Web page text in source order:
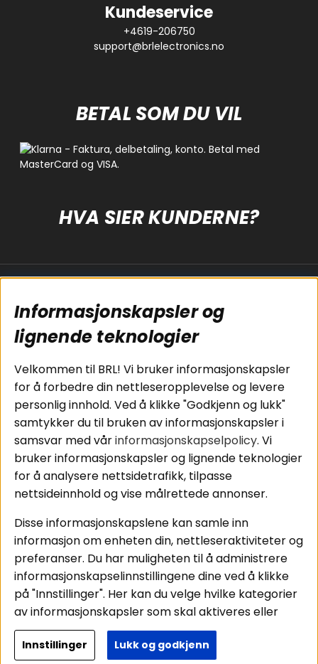
Kundeservice
+4619-206750
support@brlelectronics.no
BETAL SOM DU VIL
HVA SIER KUNDERNE?
Koblingsguide for
subwoofers
Tilkobling av
bilforsterker
Koblingsguide for
midbasser
Butikker
Våre ambassadører
- Team BRL
Cookies
Kjøpsvilkår
Personvernpolicy
Service / Garanti /
Retur
Billyd
Lyd til hjemmet
Pakkeløsninger
Hva passer i bilen
Instagram
Facebook
Youtube
Tiktok
Copyright © 2026 - BRL Electronics
Informasjonskapsler og
lignende teknologier
Velkommen til BRL! Vi bruker informasjonskapsler
for å forbedre din nettleseropplevelse og levere
personlig innhold. Ved å klikke "Godkjenn og lukk"
samtykker du til bruken av informasjonskapsler i
samsvar med vårinformasjonskapselpolicy. Vi
bruker informasjonskapsler og lignende teknologier
for å analysere nettsidetrafikk, tilpasse
nettsideinnhold og vise målrettede annonser.
Disse informasjonskapslene kan samle inn
informasjon om enheten din, nettleseraktiviteter og
preferanser. Du har muligheten til å administrere
informasjonskapselinnstillingene dine ved å klikke
på "Innstillinger". Her kan du velge hvilke kategorier
av informasjonskapsler som skal aktiveres eller
deaktiveres. Vær oppmerksom på at deaktivering
av noen informasjonskapsler kan påvirke
Innstillinger Lukk og godkjenn